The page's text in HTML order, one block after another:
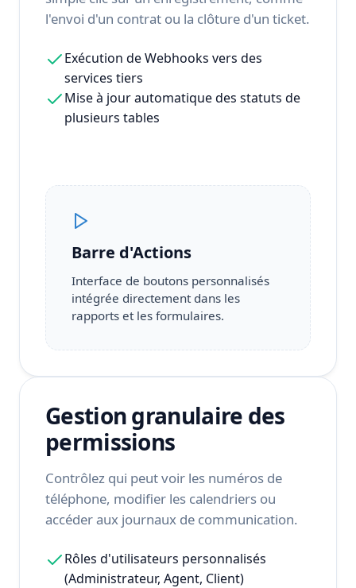
l'envoi d'un contrat ou la clôture d'un ticket.
Exécution de Webhooks vers des
services tiers
Mise à jour automatique des statuts de
plusieurs tables
Barre d'Actions
Interface de boutons personnalisés
intégrée directement dans les
rapports et les formulaires.
Gestion granulaire des
permissions
Contrôlez qui peut voir les numéros de
téléphone, modifier les calendriers ou
accéder aux journaux de communication.
Rôles d'utilisateurs personnalisés
(Administrateur, Agent, Client)